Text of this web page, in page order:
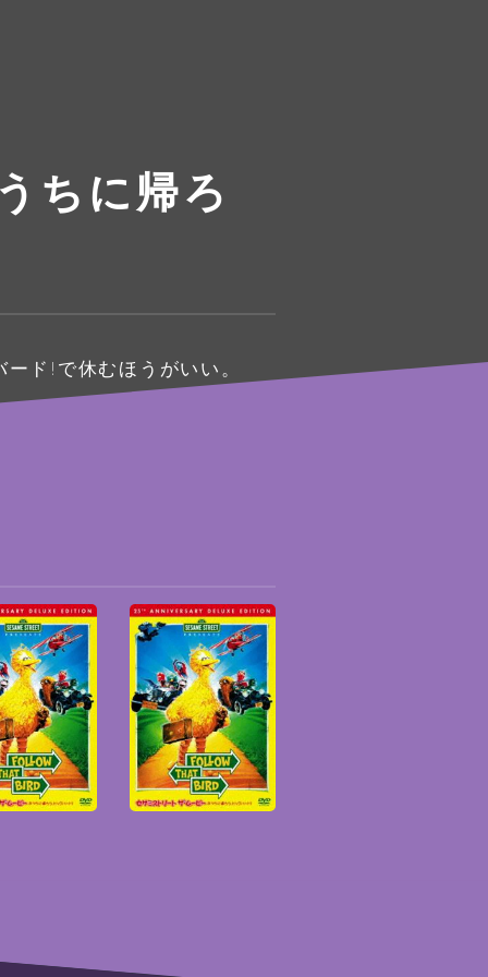
ちに帰ろ
ド!で休むほうがいい。